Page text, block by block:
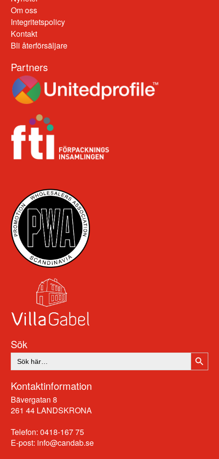
Om oss
Integritetspolicy
Kontakt
Bli återförsäljare
Partners
Sök
Sök
efter:
Kontaktinformation
Bävergatan 8
261 44 LANDSKRONA
Telefon: 0418-167 75
E-post: info@candab.se